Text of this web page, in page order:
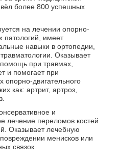
более 800 успешных
на лечении опорно-
патологий, имеет
навыки в ортопедии,
Оказывает
при травмах,
и помогает при
опорно-двигательного
как: артрит, артроз,
и
лечение переломов костей
Оказывает лечебную
менисков или
связок.